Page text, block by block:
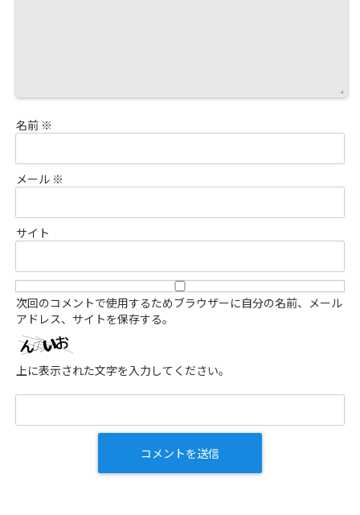
名前 ※
メール ※
サイト
次回のコメントで使用するためブラウザーに自分の名前、メール
アドレス、サイトを保存する。
上に表示された文字を入力してください。